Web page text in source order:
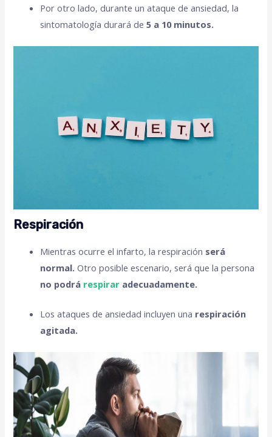
Por otro lado, durante un ataque de ansiedad, la
sintomatología durará de5 a 10 minutos.
Respiración
Mientras ocurre el infarto, la respiración será
normal.Otro posible escenario, será que la persona
no podrá respirar adecuadamente.
Los ataques de ansiedad incluyen una respiración
agitada.